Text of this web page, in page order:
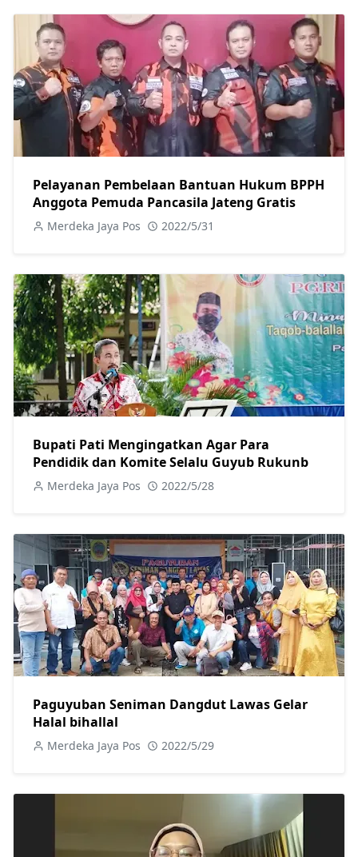
Pelayanan Pembelaan Bantuan Hukum BPPH
Anggota Pemuda Pancasila Jateng Gratis
Merdeka Jaya Pos 2022/5/31
Bupati Pati Mengingatkan Agar Para
Pendidik dan Komite Selalu Guyub Rukunb
Merdeka Jaya Pos 2022/5/28
Paguyuban Seniman Dangdut Lawas Gelar
Halal bihallal
Merdeka Jaya Pos 2022/5/29